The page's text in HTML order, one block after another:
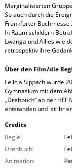
Marginalisierten
So auch durch die
Frankfurter Buchmesse
In Raum schildern
Lwanga und Allies wie
retrospektiv ihre
Über den Film/die
Felicia Sippach wurde
Gymnasium mit dem
„Drehbuch“ an der
entstanden und ist ihr
Credits
Regie:
Drehbuch:
Animation: